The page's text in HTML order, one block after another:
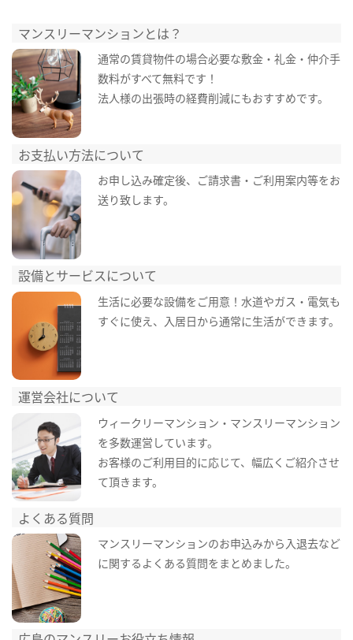
マンスリーマンションとは？
通常の賃貸物件の場合必要な敷金・礼金・仲介手
数料がすべて無料です！
法人様の出張時の経費削減にもおすすめです。
お支払い方法について
お申し込み確定後、ご請求書・ご利用案内等をお
送り致します。
設備とサービスについて
生活に必要な設備をご用意！水道やガス・電気も
すぐに使え、入居日から通常に生活ができます。
運営会社について
ウィークリーマンション・マンスリーマンション
を多数運営しています。
お客様のご利用目的に応じて、幅広くご紹介させ
て頂きます。
よくある質問
マンスリーマンションのお申込みから入退去など
に関するよくある質問をまとめました。